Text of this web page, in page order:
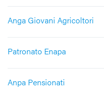
Anga Giovani Agricoltori
Patronato Enapa
Anpa Pensionati